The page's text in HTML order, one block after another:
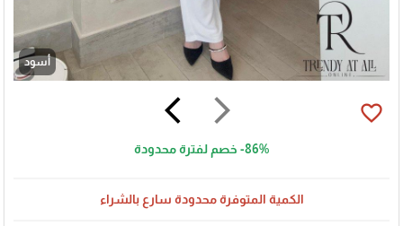
أسود
arrow_forward_ios
arrow_back_ios favorite_border
-86% خصم لفترة محدودة
الكمية المتوفرة محدودة سارع بالشراء